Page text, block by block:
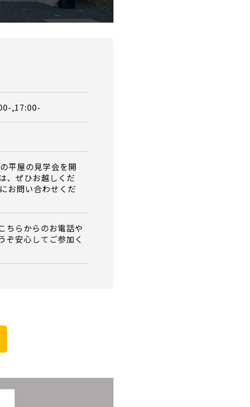
,17:00-
平屋の見学会を開
、ぜひお越しくだ
お問い合わせくだ
ちらからのお電話や
ぞ安心してご参加く